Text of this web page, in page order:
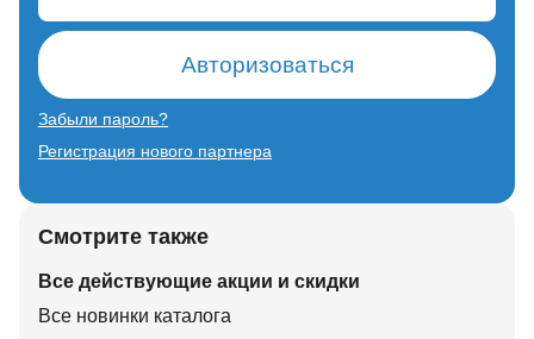
Авторизоваться
Забыли пароль?
Регистрация нового партнера
Смотрите также
Все действующие акции и скидки
Все новинки каталога